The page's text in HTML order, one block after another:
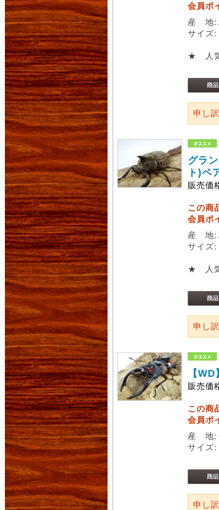
会員ポ
産 地:
サイ
★ 人
申し
グラ
ト)ペ
販売価
この商
会員ポ
産 地:
サイ
★ 人
申し
【
販売価
この商
会員ポ
産 地:
サイ
申し